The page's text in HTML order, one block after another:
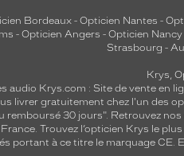
Bordeaux - Opticien Nantes -
- Opticien Angers - Opticien Nancy
Strasbourg -
Krys,
audio Krys.com : Site de vente en
livrer gratuitement chez l'un des
remboursé 30 jours". Retrouvez
Trouvez l’opticien Krys le
portant à ce titre le marquage CE.